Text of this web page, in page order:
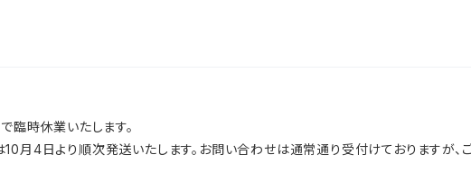
臨時休業いたします。
月4日より順次発送いたします。お問い合わせは通常通り受付けておりますが、